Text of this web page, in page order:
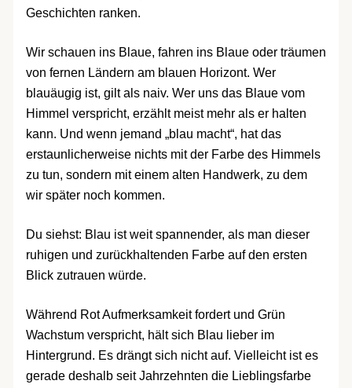
Geschichten ranken.
Wir schauen ins Blaue, fahren ins Blaue oder träumen
von fernen Ländern am blauen Horizont. Wer
blauäugig ist, gilt als naiv. Wer uns das Blaue vom
Himmel verspricht, erzählt meist mehr als er halten
kann. Und wenn jemand „blau macht“, hat das
erstaunlicherweise nichts mit der Farbe des Himmels
zu tun, sondern mit einem alten Handwerk, zu dem
wir später noch kommen.
Du siehst: Blau ist weit spannender, als man dieser
ruhigen und zurückhaltenden Farbe auf den ersten
Blick zutrauen würde.
Während Rot Aufmerksamkeit fordert und Grün
Wachstum verspricht, hält sich Blau lieber im
Hintergrund. Es drängt sich nicht auf. Vielleicht ist es
gerade deshalb seit Jahrzehnten die Lieblingsfarbe